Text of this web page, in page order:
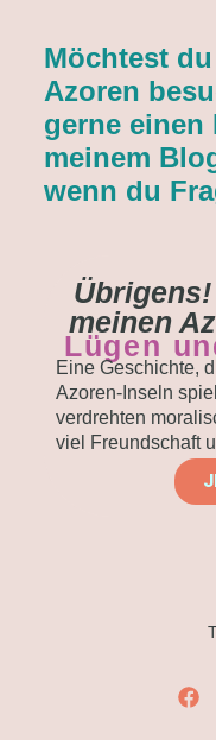
Möchtest
Azoren
gerne einen
meinem
wenn du
meinen
Lügen
Eine Geschichte,
Azoren-Inseln
verdrehten
viel Freundschaft